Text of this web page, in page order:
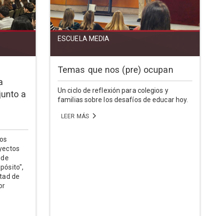
a
de
ESCUELA MEDIA
Temas que nos (pre) ocupan
Un ciclo de reflexión para colegios y
familias sobre los desafíos de educar hoy.
LEER MÁS